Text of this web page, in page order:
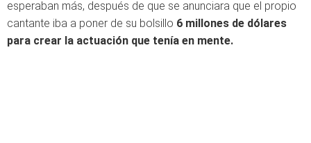
esperaban más, después de que se anunciara que el propio
cantante iba a poner de su bolsillo 6 millones de dólares
para crear la actuación que tenía en mente.